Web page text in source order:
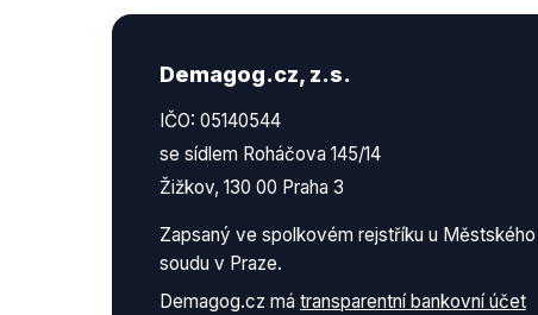
Demagog.cz, z.s.
IČO: 05140544
se sídlem Roháčova 145/14
Žižkov, 130 00 Praha 3
Zapsaný ve spolkovém rejstříku u Městského
soudu v Praze.
Demagog.cz má transparentní bankovní účet